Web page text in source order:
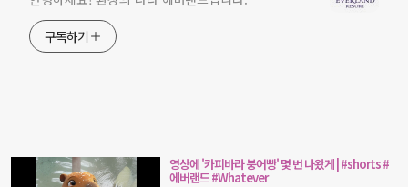
구독하기
영상에 '카피바라 붕어빵' 몇 번 나왔게 | #shorts #
에버랜드 #Whatever